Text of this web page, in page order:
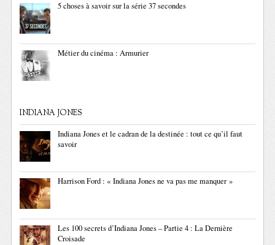
5 choses à savoir sur la série 37 secondes
Métier du cinéma : Armurier
INDIANA JONES
Indiana Jones et le cadran de la destinée : tout ce qu’il faut
savoir
Harrison Ford : « Indiana Jones ne va pas me manquer »
Les 100 secrets d’Indiana Jones – Partie 4 : La Dernière
Croisade